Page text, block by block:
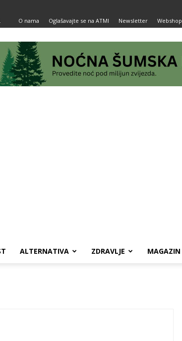
O nama Oglašavajte se na ATMI Newsletter Webshop
ALTERNATIVA ZDRAVLJE MAGAZIN